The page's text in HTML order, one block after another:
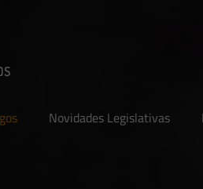
Novidades Legislativas